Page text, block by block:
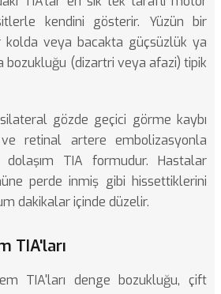
kendini gösterir. Yüzün bir
kolda veya bacakta güçsüzlük ya
bozukluğu (dizartri veya afazi) tipik
gözde geçici görme kaybı
retinal artere embolizasyonla
TIA formudur. Hastalar
perde inmiş gibi hissettiklerini
dakikalar içinde düzelir.
TIA'ları
TIA'ları denge bozukluğu, çift